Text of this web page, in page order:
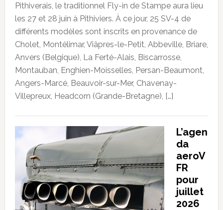
Pithiverais, le traditionnel Fly-in de Stampe aura lieu
les 27 et 28 juin à Pithiviers. À ce jour, 25 SV-4 de
différents modèles sont inscrits en provenance de
Cholet, Montélimar, Viâpres-le-Petit, Abbeville, Briare,
Anvers (Belgique), La Ferté-Alais, Biscarrosse,
Montauban, Enghien-Moisselles, Persan-Beaumont,
Angers-Marcé, Beauvoir-sur-Mer, Chavenay-
Villepreux, Headcorn (Grande-Bretagne), […]
L’agen
da
aeroV
FR
pour
juillet
2026